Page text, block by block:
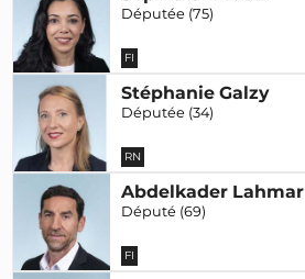
Députée (75)
FI
Stéphanie Galzy
Députée (34)
RN
Abdelkader Lahmar
Député (69)
FI